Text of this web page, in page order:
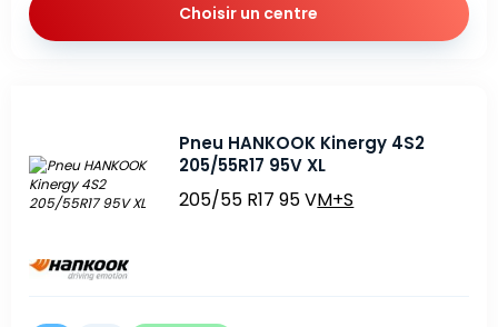
Choisir un centre
Pneu HANKOOK Kinergy 4S2
205/55R17 95V XL
205/55 R17 95 VM+S